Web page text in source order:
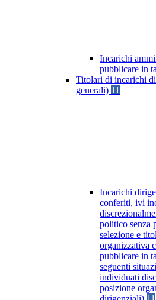
Incarichi
pubblicare in
Titolari di incarichi
generali) 11
Incarichi
conferiti, ivi
politico senza
selezione e
organizzativa
pubblicare in
seguenti
individuati
posizione